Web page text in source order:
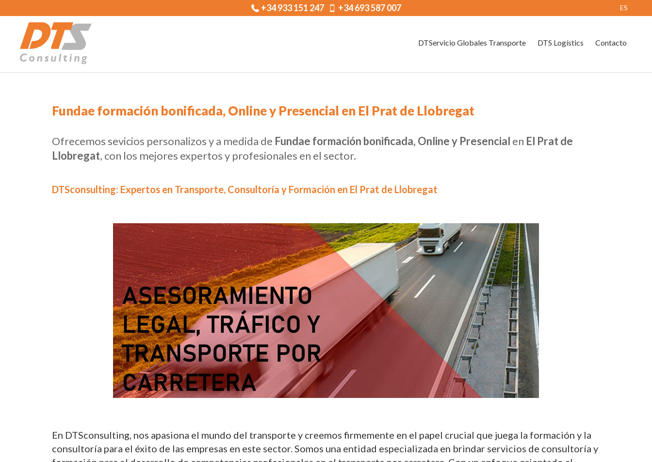
ES
+34 933 151 247 +34 693 587 007
DTServicio Globales Transporte DTS Logístics Contacto
Fundae formación bonificada, Online y Presencial en El Prat de Llobregat
Ofrecemos sevicios personalizos y a medida de Fundae formación bonificada, Online y Presencial en El Prat de
Llobregat, con los mejores expertos y profesionales en el sector.
DTSconsulting: Expertos en Transporte, Consultoría y Formación en El Prat de Llobregat
En DTSconsulting, nos apasiona el mundo del transporte y creemos firmemente en el papel crucial que juega la formación y la
consultoría para el éxito de las empresas en este sector. Somos una entidad especializada en brindar servicios de consultoría y